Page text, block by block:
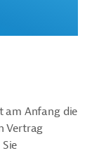
am Anfang die
Vertrag